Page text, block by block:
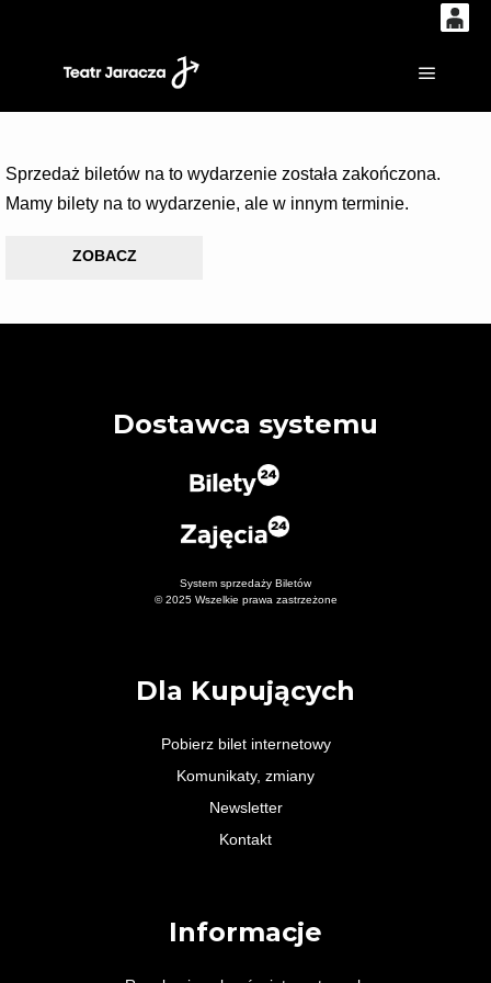
14 53
Sprzedaż biletów na to wydarzenie została zakończona.
Mamy bilety na to wydarzenie, ale w innym terminie.
ZOBACZ
Dostawca systemu
System sprzedaży Biletów
© 2025 Wszelkie prawa zastrzeżone
Dla Kupujących
Pobierz bilet internetowy
Komunikaty, zmiany
Newsletter
Kontakt
Informacje